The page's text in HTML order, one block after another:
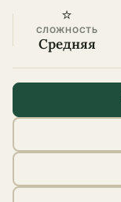
⭐
СЛОЖНОСТЬ
Средняя